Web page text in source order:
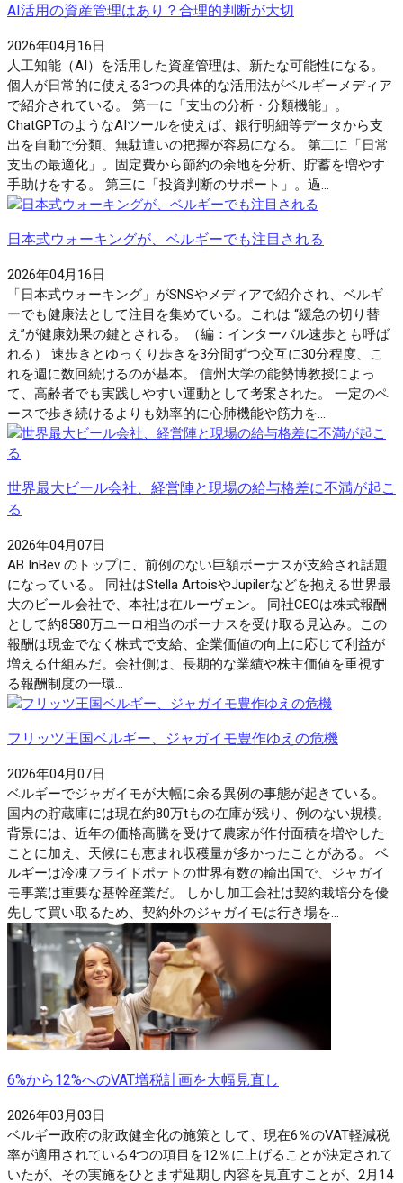
AI活用の資産管理はあり？合理的判断が大切
2026年04月16日
人工知能（AI）を活用した資産管理は、新たな可能性になる。
個人が日常的に使える3つの具体的な活用法がベルギーメディア
で紹介されている。 第一に「支出の分析・分類機能」。
ChatGPTのようなAIツールを使えば、銀行明細等データから支
出を自動で分類、無駄遣いの把握が容易になる。 第二に「日常
支出の最適化」。固定費から節約の余地を分析、貯蓄を増やす
手助けをする。 第三に「投資判断のサポート」。過...
日本式ウォーキングが、ベルギーでも注目される
2026年04月16日
「日本式ウォーキング」がSNSやメディアで紹介され、ベルギ
ーでも健康法として注目を集めている。これは “緩急の切り替
え”が健康効果の鍵とされる。（編：インターバル速歩とも呼ば
れる） 速歩きとゆっくり歩きを3分間ずつ交互に30分程度、こ
れを週に数回続けるのが基本。 信州大学の能勢博教授によっ
て、高齢者でも実践しやすい運動として考案された。 一定のペ
ースで歩き続けるよりも効率的に心肺機能や筋力を...
世界最大ビール会社、経営陣と現場の給与格差に不満が起こ
る
2026年04月07日
AB InBev のトップに、前例のない巨額ボーナスが支給され話題
になっている。 同社はStella ArtoisやJupilerなどを抱える世界最
大のビール会社で、本社は在ルーヴェン。 同社CEOは株式報酬
として約8580万ユーロ相当のボーナスを受け取る見込み。この
報酬は現金でなく株式で支給、企業価値の向上に応じて利益が
増える仕組みだ。会社側は、長期的な業績や株主価値を重視す
る報酬制度の一環...
フリッツ王国ベルギー、ジャガイモ豊作ゆえの危機
2026年04月07日
ベルギーでジャガイモが大幅に余る異例の事態が起きている。
国内の貯蔵庫には現在約80万tもの在庫が残り、例のない規模。
背景には、近年の価格高騰を受けて農家が作付面積を増やした
ことに加え、天候にも恵まれ収穫量が多かったことがある。 ベ
ルギーは冷凍フライドポテトの世界有数の輸出国で、ジャガイ
モ事業は重要な基幹産業だ。 しかし加工会社は契約栽培分を優
先して買い取るため、契約外のジャガイモは行き場を...
6%から12%へのVAT増税計画を大幅見直し
2026年03月03日
ベルギー政府の財政健全化の施策として、現在6％のVAT軽減税
率が適用されている4つの項目を12％に上げることが決定されて
いたが、その実施をひとまず延期し内容を見直すことが、2月14